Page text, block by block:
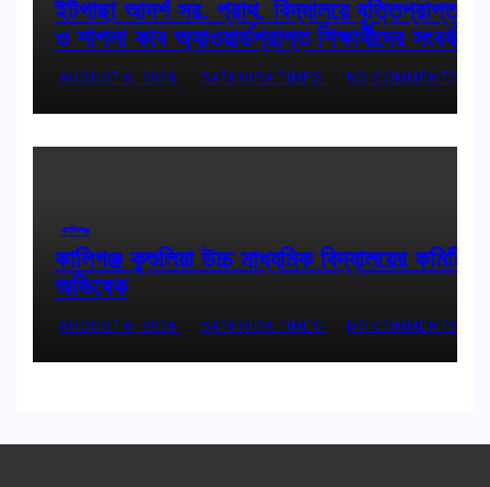
ইটগাছা আদর্শ সর. প্রাথ. বিদ্যালয়ে বৃত্তিপ্রাপ্ত
ও শাপলা কাব অ্যাওয়ার্ডপ্রাপ্ত শিক্ষার্থীদের সংবর্ধনা
AUGUST 6, 2026 SATKHIRA TIMES NO COMMENTS
কালিগঞ্জ
কালিগঞ্জ কুশুলিয়া উচ্চ মাধ্যমিক বিদ্যালয়ের কমিটির
অভিষেক
AUGUST 6, 2026 SATKHIRA TIMES NO COMMENTS